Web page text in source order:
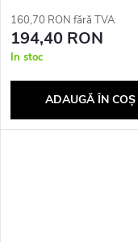
160,70 RON fără TVA
194,40 RON
In stoc
ADAUGĂ ÎN COŞ